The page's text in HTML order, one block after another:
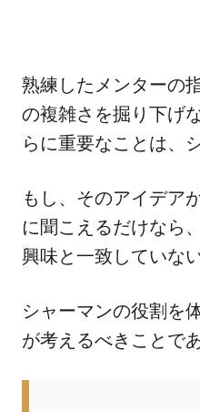
熟練したメンターの
の複雑さを掘り下げ
らに重要なことは、
もし、そのアイデア
に聞こえるだけなら
興味と一致していな
シャーマンの役割を
が考えるべきことで